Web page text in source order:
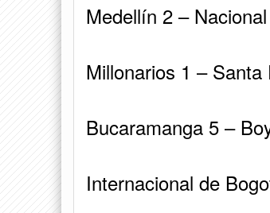
Medellín 2 –
Millonarios 1 – Santa
Bucaramanga 5 –
Internacional de